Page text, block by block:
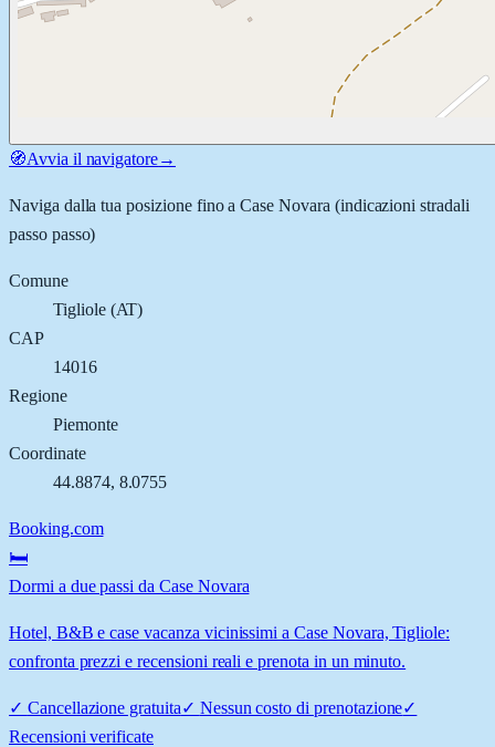
🧭Avvia il navigatore→
Naviga dalla tua posizione fino aCase Novara (indicazioni stradali
passo passo)
Comune
Tigliole(AT)
CAP
14016
Regione
Piemonte
Coordinate
44.8874, 8.0755
Booking.com
🛏️
Dormi a due passi da Case Novara
Hotel, B&B e case vacanza vicinissimi a Case Novara, Tigliole:
confronta prezzi e recensioni reali e prenota in un minuto.
✓ Cancellazione gratuita✓ Nessun costo di prenotazione✓
Recensioni verificate